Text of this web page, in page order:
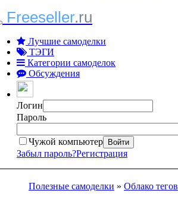
Freeseller.ru
Лучшие самоделки
ТЭГИ
Категории самоделок
Обсуждения
Логин
Пароль
Чужой компьютер Войти
Забыл пароль?Регистрация
Полезные самоделки » Облако тегов